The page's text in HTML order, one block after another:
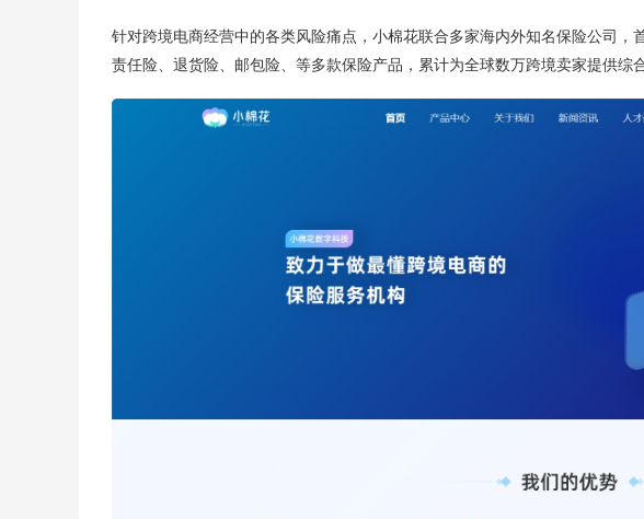
针对跨境电商经营中的各类风险痛点，小棉花联合多家海内外知名保险公司
责任险、退货险、邮包险、等多款保险产品，累计为全球数万跨境卖家提供综